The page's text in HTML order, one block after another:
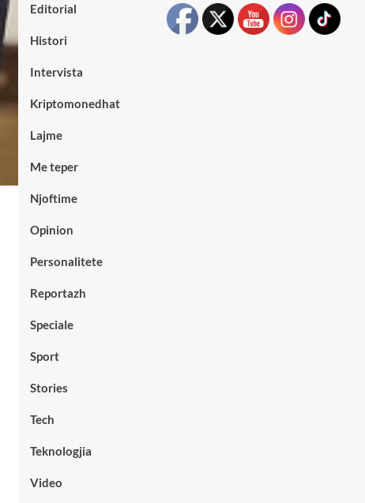
Editorial
Histori
Intervista
Kriptomonedhat
Lajme
Me teper
Njoftime
Opinion
Personalitete
Reportazh
Speciale
Sport
Stories
Tech
Teknologjia
Video